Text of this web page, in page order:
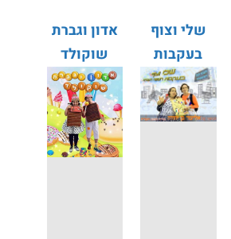
שלי וצוף
בעקבות
השפה
העברית
אדון וגברת
שוקולד